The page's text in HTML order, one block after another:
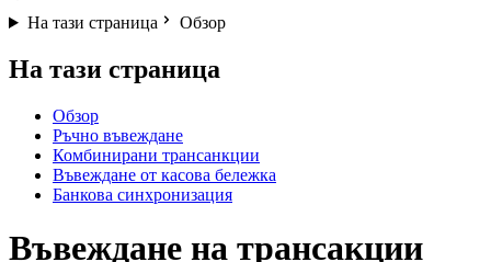
На тази страница Обзор
На тази страница
Обзор
Ръчно въвеждане
Комбинирани трансанкции
Въвеждане от касова бележка
Банкова синхронизация
Въвеждане на трансакции